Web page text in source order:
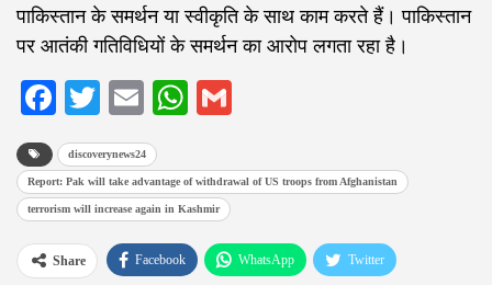
पाकिस्तान के समर्थन या स्वीकृति के साथ काम करते हैं। पाकिस्तान
पर आतंकी गतिविधियों के समर्थन का आरोप लगता रहा है।
Facebook
TwitterEmailWhatsApp
discoverynews24
Report: Pak will take advantage of withdrawal of US troops from Afghanistan
terrorism will increase again in Kashmir
Share Facebook WhatsApp Twitter